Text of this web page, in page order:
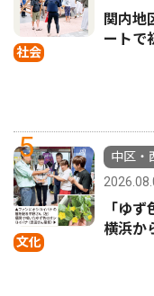
社会
関内
ートで
5
文化
中区・
「ゆ
横浜か